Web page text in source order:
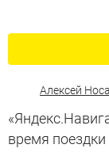
Алексей
время